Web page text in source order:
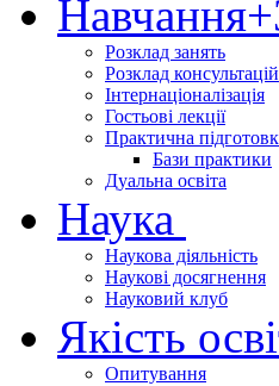
Навчання
Розклад занять
Розклад консультацій
Інтернаціоналізація
Гостьові лекції
Практична
Бази практики
Дуальна освіта
Наука
Наукова діяльність
Наукові досягнення
Науковий клуб
Якість
Опитування